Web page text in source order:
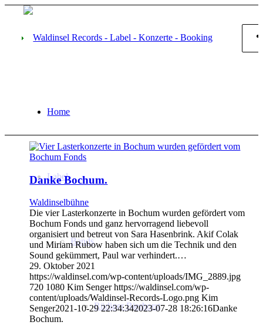
Home
Label
Bands
Rüdiger Bierhorst
Danke Bochum.
Waldinselbühne
Die vier Lasterkonzerte in Bochum wurden gefördert vom
Bochum Fonds und ganz hervorragend liebevoll
organisiert und betreut von Sara Hasenbrink. Akif Colak
und Miriam Rubow haben sich um die Technik und den
Sound gekümmert, Paul war verhindert.…
29. Oktober 2021
https://waldinsel.com/wp-content/uploads/IMG_2889.jpg
720 1080 Kim Senger https://waldinsel.com/wp-
content/uploads/Waldinsel-Records-Logo.png Kim
Senger2021-10-29 22:34:342023-07-28 18:26:16Danke
Bochum.